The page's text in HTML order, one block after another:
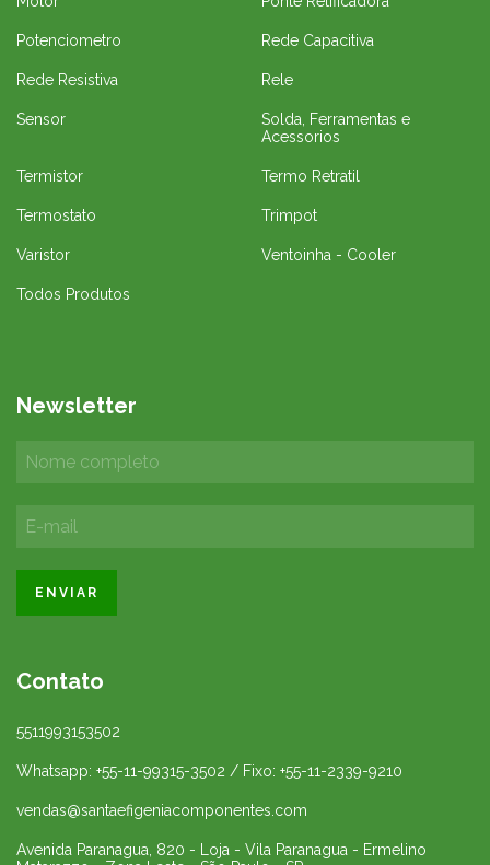
Potenciometro Rede Capacitiva
Rede Resistiva Rele
Sensor
Solda, Ferramentas e
Acessorios
Termistor Termo Retratil
Termostato Trimpot
Varistor Ventoinha - Cooler
Todos Produtos
Newsletter
Contato
5511993153502
Whatsapp: +55-11-99315-3502 / Fixo: +55-11-2339-9210
vendas@santaefigeniacomponentes.com
Avenida Paranagua, 820 - Loja - Vila Paranagua - Ermelino